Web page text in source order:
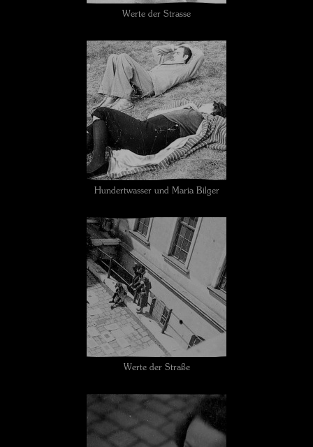
Werte der Strasse
Hundertwasser und Maria Bilger
Werte der Straße